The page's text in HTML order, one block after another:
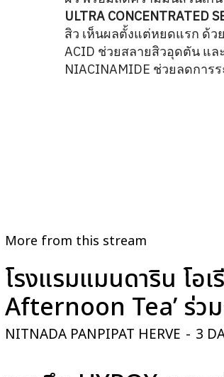
ULTRA CONCENTRATED
สิว เห็นผลตั้งแต่หยดแรก ด้ว
ACID ช่วยสลายสิวอุดตัน แล
NIACINAMIDE ช่วยลดการ
More from this stream
โรงแรมแมนดาริน โอ
Afternoon Tea’ ร่ว
NITNADA PANPIPAT HERVE - 3